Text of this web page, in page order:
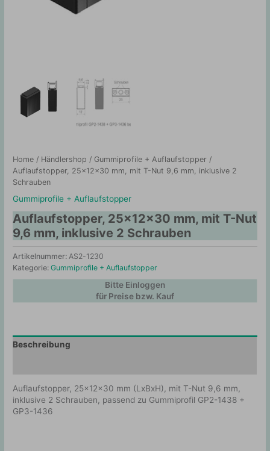
Home / Händlershop / Gummiprofile + Auflaufstopper /
Auflaufstopper, 25x12x30 mm, mit T-Nut 9,6 mm, inklusive 2
Schrauben
Gummiprofile + Auflaufstopper
Auflaufstopper, 25x12x30 mm, mit T-Nut
9,6 mm, inklusive 2 Schrauben
Artikelnummer: AS2-1230
Kategorie:Gummiprofile + Auflaufstopper
Bitte Einloggen
für Preise bzw. Kauf
Beschreibung
Auflaufstopper, 25x12x30 mm (LxBxH), mit T-Nut 9,6 mm,
inklusive 2 Schrauben, passend zu Gummiprofil GP2-1438 +
GP3-1436